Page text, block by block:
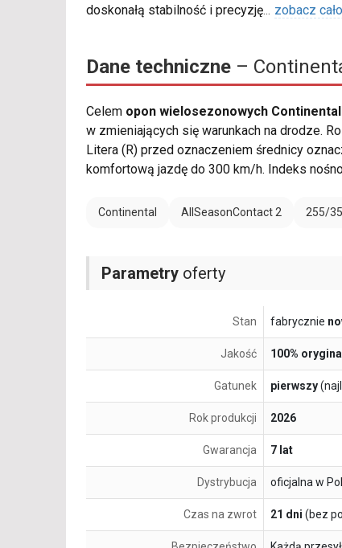
doskonałą stabilność i precyzję... zobacz
Dane techniczne –
Celem opon wielosezonowych
w zmieniających się warunkach na drodze.
Litera (R) przed oznaczeniem średnicy
komfortową jazdę do 300 km/h. Indeks
Continental AllSeasonContact 2 255/
Parametry oferty
Stan fabrycznie
Jakość 100%
Gatunek pierwszy
Rok produkcji 2026
Gwarancja 7 lat
Dystrybucja oficjalna w
Czas na zwrot 21 dni (bez